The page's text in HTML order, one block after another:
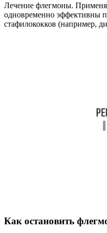
Лечение флегмоны.
одновременно эффективны
стафилококков (например,
Как остановить